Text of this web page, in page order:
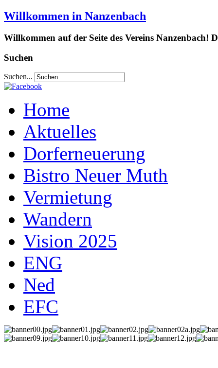
Willkommen in Nanzenbach
Willkommen auf der Seite des Vereins Nanzenbach!
Suchen
Suchen...
Home
Aktuelles
Dorferneuerung
Bistro Neuer Muth
Vermietung
Wandern
Vision 2025
ENG
Ned
EFC